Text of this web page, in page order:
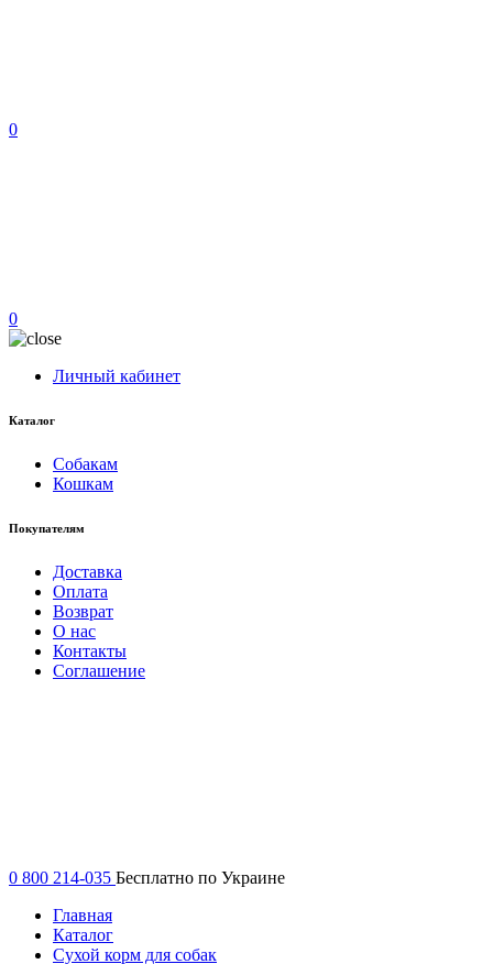
0
0
Личный кабинет
Каталог
Собакам
Кошкам
Покупателям
Доставка
Оплата
Возврат
О нас
Контакты
Соглашение
0 800 214-035 Бесплатно по Украине
Главная
Каталог
Сухой корм для собак